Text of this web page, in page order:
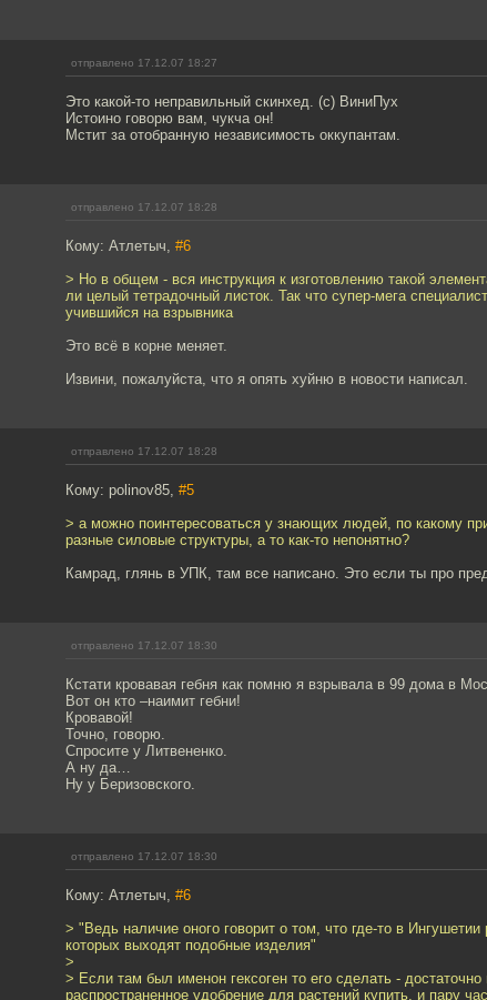
отправлено 17.12.07 18:27
Это какой-то неправильный скинхед. (с) ВиниПух
Истоино говорю вам, чукча он!
Мстит за отобранную независимость оккупантам.
отправлено 17.12.07 18:28
Кому: Атлетыч, #6
> Но в общем - вся инструкция к изготовлению такой
ли целый тетрадочный листок. Так что супер-мега
учившийся на взрывника
Это всё в корне меняет.
Извини, пожалуйста, что я опять хуйню в новости написал.
отправлено 17.12.07 18:28
Кому: polinov85, #5
> а можно поинтересоваться у знающих людей, по какому
разные силовые структуры, а то как-то непонятно?
Камрад, глянь в УПК, там все написано. Это если ты про
отправлено 17.12.07 18:30
Кстати кровавая гебня как помню я взрывала в 99 дома в
Вот он кто –наимит гебни!
Кровавой!
Точно, говорю.
Спросите у Литвененко.
А ну да…
Ну у Беризовского.
отправлено 17.12.07 18:30
Кому: Атлетыч, #6
> "Ведь наличие оного говорит о том, что где-то в
которых выходят подобные изделия"
>
> Если там был именон гексоген то его сделать -
распространенное удобрение для растений купить, и пару